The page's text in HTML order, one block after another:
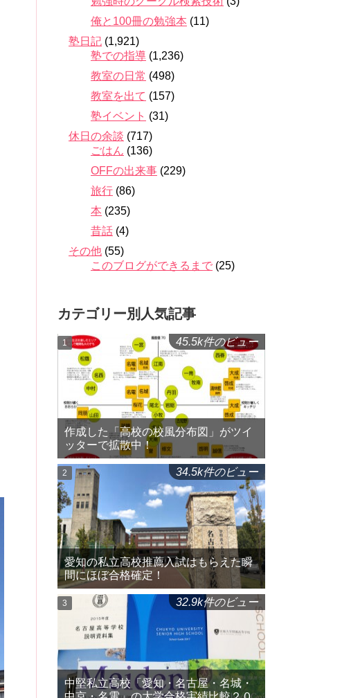
俺と100冊の勉強本 (11)
塾日記 (1,921)
塾での指導 (1,236)
教室の日常 (498)
教室を出て (157)
塾イベント (31)
休日の余談 (717)
ごはん (136)
OFFの出来事 (229)
旅行 (86)
本 (235)
昔話 (4)
その他 (55)
このブログができるまで (25)
カテゴリー別人気記事
作成した「高校の校風分布図」がツイ
ッターで拡散中！
45.5k件のビュー
愛知の私立高校推薦入試はもらえた瞬
間にほぼ合格確定！
34.5k件のビュー
中堅私立高校「愛知・名古屋・名城・
32.9k件のビュー